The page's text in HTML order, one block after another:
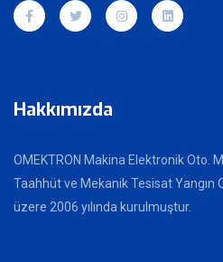
Hakkımızda
OMEKTRON Makina Elektronik Oto.
Taahhüt ve Mekanik Tesisat
üzere 2006 yılında kurulmuştur.